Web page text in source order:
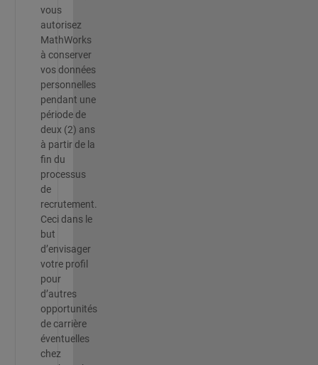
vous
autorisez
MathWorks
à conserver
vos données
personnelles
pendant une
période de
deux (2) ans
à partir de la
fin du
processus
de
recrutement.
Ceci dans le
but
d’envisager
votre profil
pour
d’autres
opportunités
de carrière
éventuelles
chez